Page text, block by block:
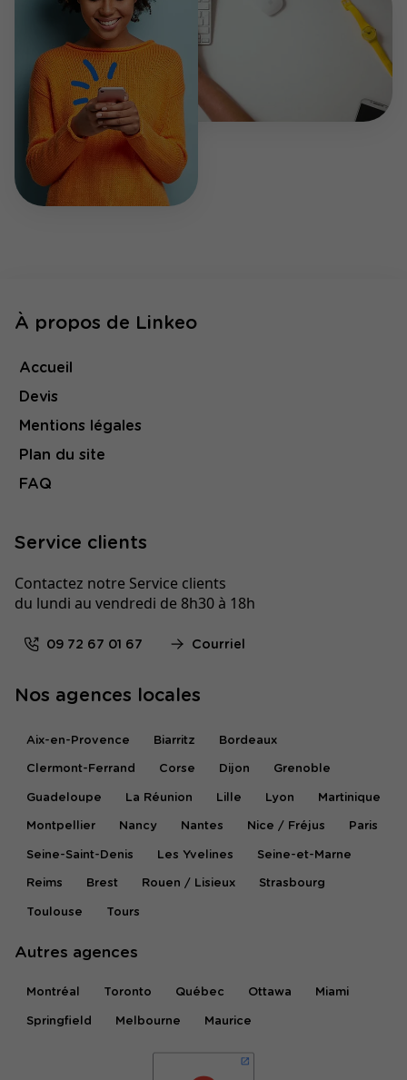
À propos de Linkeo
Accueil
Devis
Mentions légales
Plan du site
FAQ
Service clients
Contactez notre Service clients
du lundi au vendredi de 8h30 à 18h
09 72 67 01 67 Courriel
Nos agences locales
Aix-en-Provence Biarritz Bordeaux
Clermont-Ferrand Corse Dijon Grenoble
Guadeloupe La Réunion Lille Lyon Martinique
Montpellier Nancy Nantes Nice / Fréjus Paris
Seine-Saint-Denis Les Yvelines Seine-et-Marne
Reims Brest Rouen / Lisieux Strasbourg
Toulouse Tours
Autres agences
Montréal Toronto Québec Ottawa Miami
Springfield Melbourne Maurice